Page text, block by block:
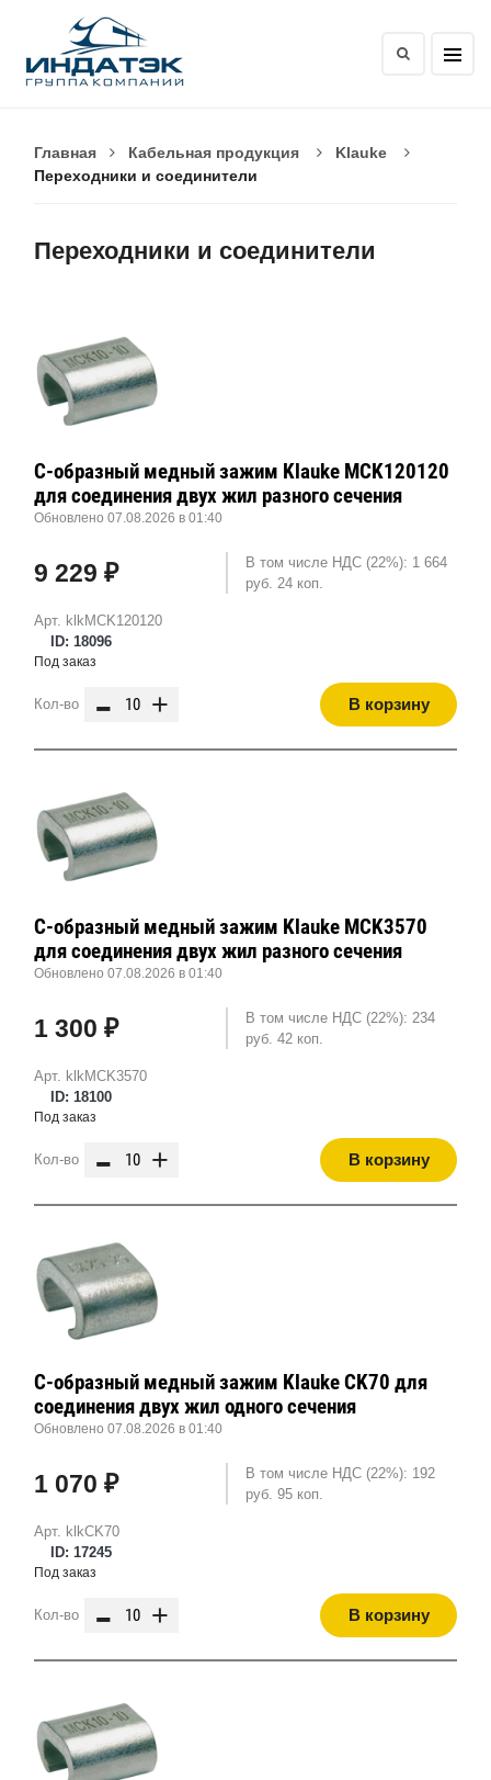
Главная Кабельная продукция
Klauke
Переходники и соединители
Переходники и соединители
Арт. klkMCK120120
ID: 18096
С-образный медный зажим Klauke MCK120120
для соединения двух жил разного сечения
Обновлено 07.08.2026 в 01:40
9 229 ₽
В том числе НДС (22%): 1 664
руб. 24 коп.
Под заказ
Кол-во - + В корзину
Арт. klkMCK3570
ID: 18100
С-образный медный зажим Klauke MCK3570
для соединения двух жил разного сечения
Обновлено 07.08.2026 в 01:40
1 300 ₽
В том числе НДС (22%): 234
руб. 42 коп.
Под заказ
Кол-во - + В корзину
Арт. klkCK70
ID: 17245
С-образный медный зажим Klauke CK70 для
соединения двух жил одного сечения
Обновлено 07.08.2026 в 01:40
1 070 ₽
В том числе НДС (22%): 192
руб. 95 коп.
Под заказ
Кол-во - + В корзину